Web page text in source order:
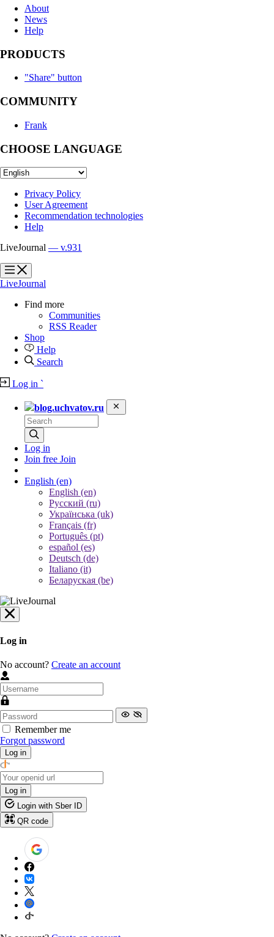
About
News
Help
PRODUCTS
"Share" button
COMMUNITY
Frank
CHOOSE LANGUAGE
Privacy Policy
User Agreement
Recommendation technologies
Help
LiveJournal — v.931
?
?
LiveJournal
Find more
Communities
RSS Reader
Shop
Help
Search
Log in `
blog.uchvatov.ru
Log in
Join free Join
English (en)
English (en)
Русский (ru)
Українська (uk)
Français (fr)
Português (pt)
español (es)
Deutsch (de)
Italiano (it)
Беларуская (be)
Log in
No account? Create an account
Remember me
Forgot password
Log in
Log in
Login with Sber ID
QR code